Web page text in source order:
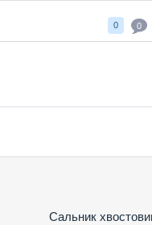
0 0
Сальник